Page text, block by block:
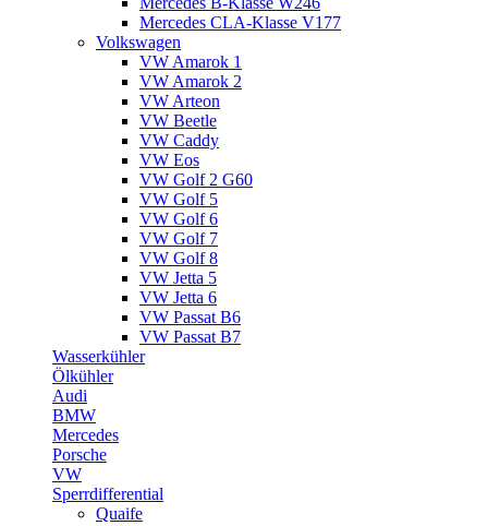
Mercedes CLA-Klasse V177
Volkswagen
VW Amarok 1
VW Amarok 2
VW Arteon
VW Beetle
VW Caddy
VW Eos
VW Golf 2 G60
VW Golf 5
VW Golf 6
VW Golf 7
VW Golf 8
VW Jetta 5
VW Jetta 6
VW Passat B6
VW Passat B7
Wasserkühler
Ölkühler
Audi
BMW
Mercedes
Porsche
VW
Sperrdifferential
Quaife